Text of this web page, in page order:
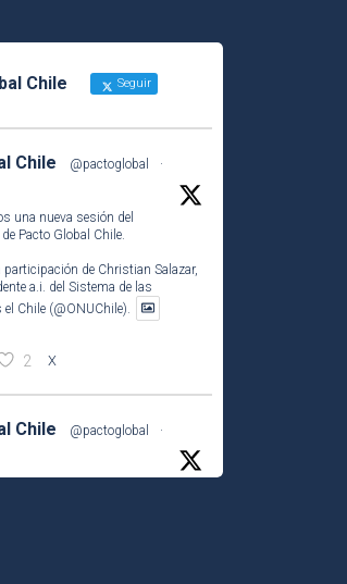
Chile Seguir
Chile @pactoglobal
·
una nueva sesión del
Pacto Global Chile.
de Christian Salazar,
a.i. del Sistema de las
Chile (@ONUChile).
2 X
Chile @pactoglobal
·